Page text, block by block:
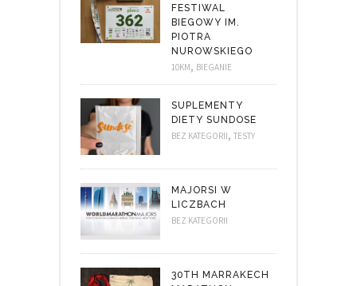
FESTIWAL
BIEGOWY IM.
PIOTRA
NUROWSKIEGO
10KM, BIEGANIE
SUPLEMENTY
DIETY SUNDOSE
BEZ KATEGORII, TESTY
MAJORSI W
LICZBACH
BEZ KATEGORII
30TH MARRAKECH